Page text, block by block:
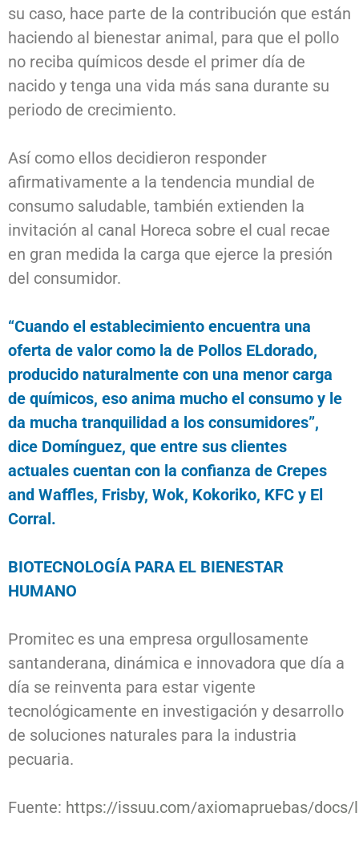
su caso, hace parte de la contribución que están
haciendo al bienestar animal, para que el pollo
no reciba químicos desde el primer día de
nacido y tenga una vida más sana durante su
periodo de crecimiento.
Así como ellos decidieron responder
afirmativamente a la tendencia mundial de
consumo saludable, también extienden la
invitación al canal Horeca sobre el cual recae
en gran medida la carga que ejerce la presión
del consumidor.
“Cuando el establecimiento encuentra una
oferta de valor como la de Pollos ELdorado,
producido naturalmente con una menor carga
de químicos, eso anima mucho el consumo y le
da mucha tranquilidad a los consumidores”,
dice Domínguez, que entre sus clientes
actuales cuentan con la confianza de Crepes
and Waffles, Frisby, Wok, Kokoriko, KFC y El
Corral.
BIOTECNOLOGÍA PARA EL BIENESTAR
HUMANO
Promitec es una empresa orgullosamente
santanderana, dinámica e innovadora que día a
día se reinventa para estar vigente
tecnológicamente en investigación y desarrollo
de soluciones naturales para la industria
pecuaria.
Fuente: https://issuu.com/axiomapruebas/docs/